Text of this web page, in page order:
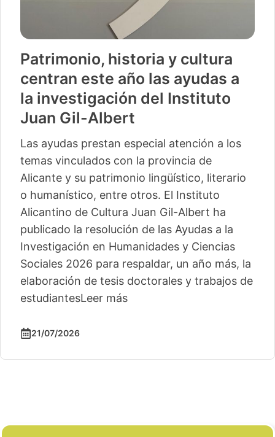
Patrimonio, historia y cultura
centran este año las ayudas a
la investigación del Instituto
Juan Gil-Albert
Las ayudas prestan especial atención a los
temas vinculados con la provincia de
Alicante y su patrimonio lingüístico, literario
o humanístico, entre otros. El Instituto
Alicantino de Cultura Juan Gil-Albert ha
publicado la resolución de las Ayudas a la
Investigación en Humanidades y Ciencias
Sociales 2026 para respaldar, un año más, la
elaboración de tesis doctorales y trabajos de
estudiantesLeer más
21/07/2026